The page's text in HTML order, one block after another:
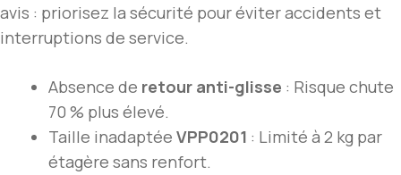
avis : priorisez la sécurité pour éviter accidents et
interruptions de service.
Absence de retour anti-glisse : Risque chute
70 % plus élevé.
Taille inadaptée VPP0201 : Limité à 2 kg par
étagère sans renfort.